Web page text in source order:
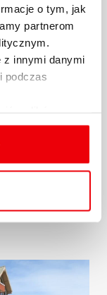
o tym, jak
partnerom
z innymi danymi
podczas
przez nas
ich
się
–
i III
w